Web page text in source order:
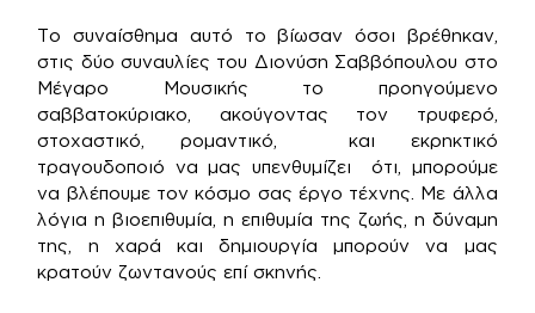
Το συναίσθημα αυτό το βίωσαν όσοι βρέθηκαν,
στις δύο συναυλίες του Διονύση Σαββόπουλου στο
Μέγαρο Μουσικής το προηγούμενο
σαββατοκύριακο, ακούγοντας τον τρυφερό,
στοχαστικό, ρομαντικό, και εκρηκτικό
τραγουδοποιό να μας υπενθυμίζει ότι, μπορούμε
να βλέπουμε τον κόσμο σας έργο τέχνης. Με άλλα
λόγια η βιοεπιθυμία, η επιθυμία της ζωής, η δύναμη
της, η χαρά και δημιουργία μπορούν να μας
κρατούν ζωντανούς επί σκηνής.